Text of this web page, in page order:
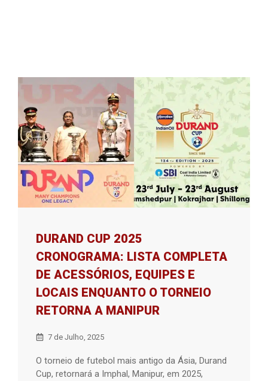
DURAND CUP 2025
CRONOGRAMA: LISTA COMPLETA
DE ACESSÓRIOS, EQUIPES E
LOCAIS ENQUANTO O TORNEIO
RETORNA A MANIPUR
7 de Julho, 2025
O torneio de futebol mais antigo da Ásia, Durand
Cup, retornará a Imphal, Manipur, em 2025,